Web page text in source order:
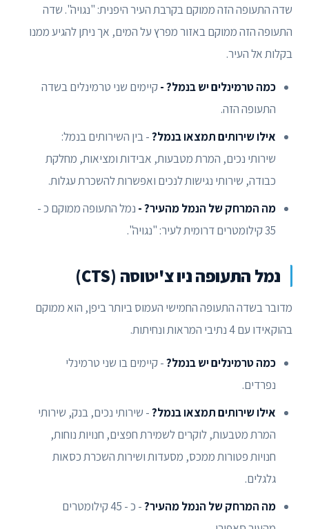
שדה התעופה הזה ממוקם בקרבת העיר היפנית: "נגויה". שדה
התעופה הזה ממוקם באזור מפרץ על המים, אך ניתן להגיע ממנו
בקלות אל העיר.
כמה טרמינלים יש בנמל? -קיימים שני טרמינלים בשדה
התעופה הזה.
אילו שירותים תמצאו בנמל?- בין השירותים בנמל:
שירותי נכים, המרת מטבעות, אבידות ומציאות, מחלקת
כבודה, שירותי נגישות לנכים ואפשרות להשכרת עגלות.
מה המרחק של הנמל מהעיר? - נמל התעופה ממוקם כ -
35 קילומטרים דרומית לעיר: "נגויה".
נמל התעופה ניו צ'יטוסה (CTS)
מדובר בשדה התעופה החמישי העמוס ביותר ביפן, הוא ממוקם
בהוקאידו עם 4 נתיבי המראות ונחיתות.
כמה טרמינלים יש בנמל?- קיימים בו שני טרמינלי
נפרדים.
אילו שירותים תמצאו בנמל?- שירותי נכים, בנק, שירותי
המרת מטבעות, לוקרים לשמירת חפצים, חנויות נוחות,
חנויות פטורות ממכס, מסעדות ושירות השכרת כסאות
גלגלים.
מה המרחק של הנמל מהעיר?
- כ - 45 קילומטרים